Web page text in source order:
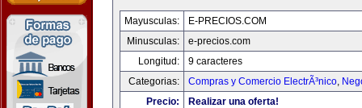
Mayusculas:
E-PRECIOS.COM
Minusculas:
e-precios.com
Longitud:
9 caracteres
Categorias:
Compras y Comercio ElectrÃ³nico,
Precio:
Realizar una oferta!